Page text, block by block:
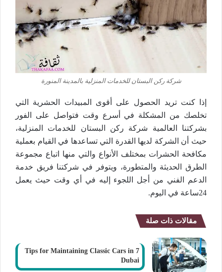
شركة ركن البستان للخدمات المنزلية بالمدينة المنورة
إذا كنت تريد الحصول على أقوى المبيدات الحشرية التي
تخلصك من المشكلة في أسرع وقت فتواصل على الفور
بشركتنا العالمية شركة ركن البستان للخدمات المنزلية،
حيث أن الشركة لديها القدرة التي تساعدها في القيام بعملية
مكافحة الحشرات بمختلف الأنواع والتي منها اتباع مجموعة
الطرق الحديثة والمتطورة، ويتوفر في شركتنا فريق خدمة
الدعم الفني من أجل اللجوء إليه في أي وقت حيث يعمل
24ساعة في اليوم.
مقالات ذات صلة
7 Tips for Maintaining Classic Cars in
Dubai